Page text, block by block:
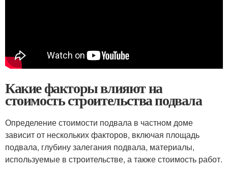
Какие факторы влияют на
стоимость строительства подвала
Определение стоимости подвала в частном доме
зависит от нескольких факторов, включая площадь
подвала, глубину залегания подвала, материалы,
используемые в строительстве, а также стоимость работ.